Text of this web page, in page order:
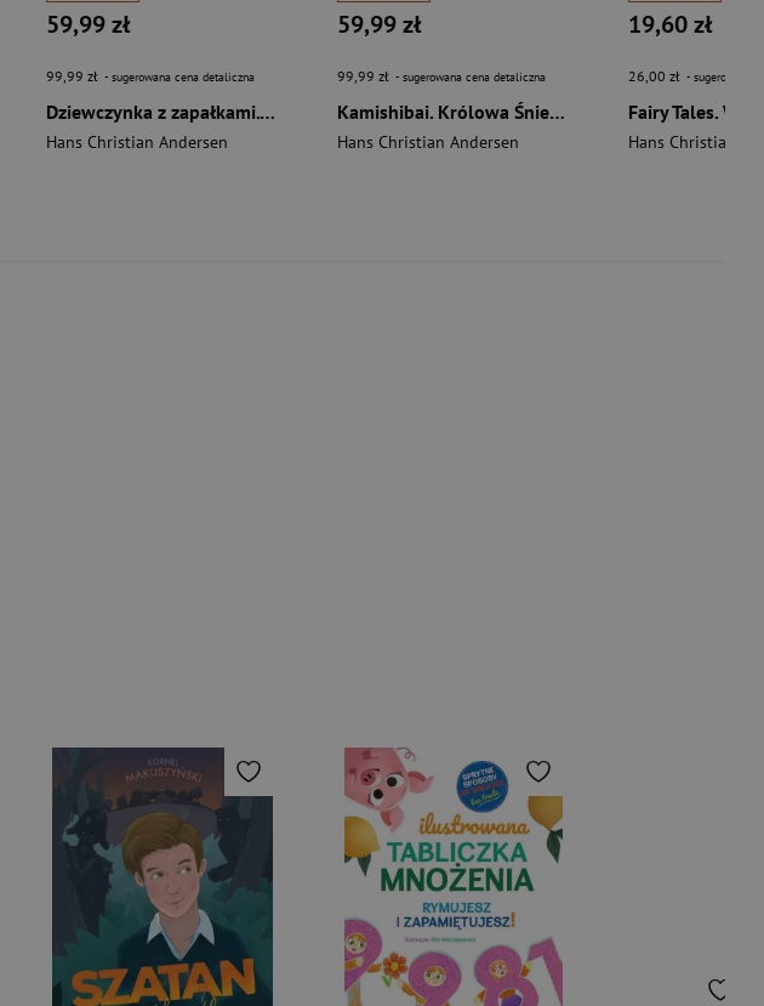
59,99 zł
99,99 zł - sugerowana cena detaliczna
Dziewczynka z zapałkami. Kamishibai
Hans Christian Andersen
59,99 zł
99,99 zł - sugerowana cena detaliczna
Kamishibai. Królowa Śniegu
Hans Christian Andersen
19,60 zł
26,00 zł - sugerowana
Hans Christian